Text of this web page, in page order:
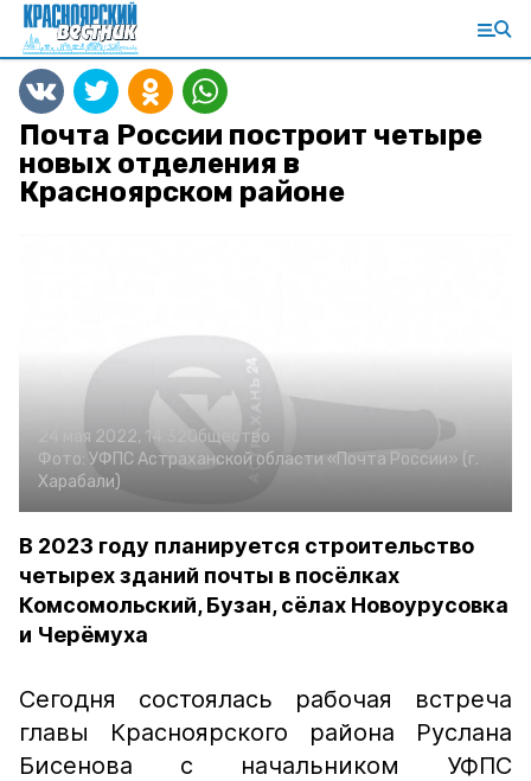
Почта России построит четыре
новых отделения в
Красноярском районе
24 мая 2022, 14:32
Общество
Фото: УФПС Астраханской области «Почта России» (г.
Харабали)
В 2023 году планируется строительство
четырех зданий почты в посёлках
Комсомольский, Бузан, сёлах Новоурусовка
и Черёмуха
Сегодня состоялась рабочая встреча
главы Красноярского района Руслана
Бисенова с начальником УФПС